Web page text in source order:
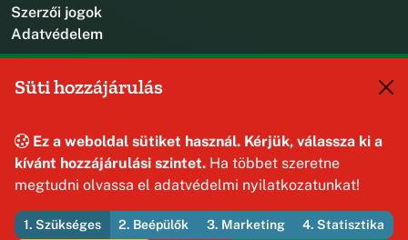
Szerzői jogok
Adatvédelem
8192 Hajmáskér, Kossuth Lajos u. 31.
© 2026 Hajmáskér Község Önkormányzata — Minden jog
Süti hozzájárulás
Ez a weboldal sütiket használ. Kérjük, válassza ki a
kívánt hozzájárulási szintet. Ha többet szeretne
megtudni olvassa el adatvédelmi nyilatkozatunkat!
1. Szükséges 2. Beépülők 3. Marketing 4. Statisztika